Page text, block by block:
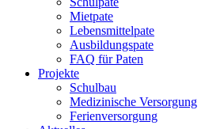
Mietpate
Lebensmittelpate
Ausbildungspate
FAQ für Paten
Projekte
Schulbau
Medizinische Versorgung
Ferienversorgung